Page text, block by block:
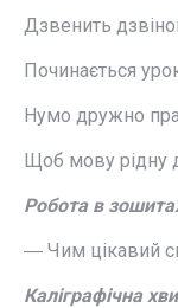
Дзвенить
Починається
Нумо дружно
Щоб мову рідну
Робота в
― Чим цікавий
Каліграфічна